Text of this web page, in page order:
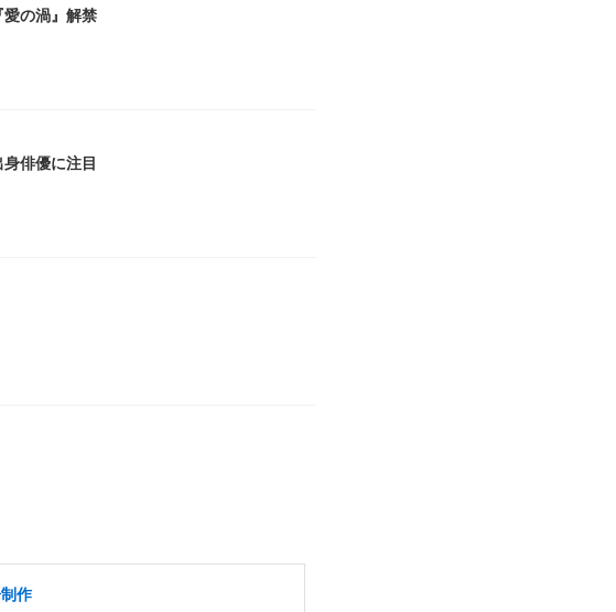
愛の渦』解禁
俳優に注目
作